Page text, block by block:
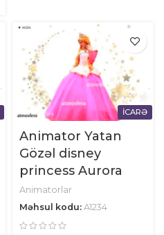
İCARƏ
Animator Yatan
Gözəl disney
princess Aurora
Animatorlar
Məhsul kodu: A1234